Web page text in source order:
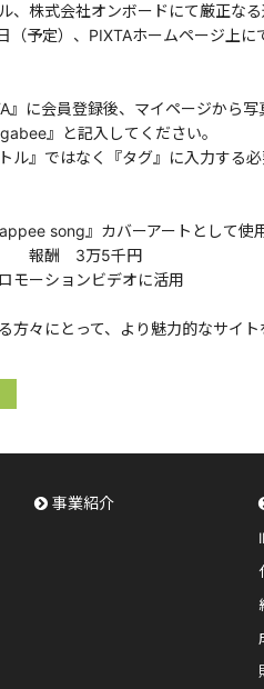
、株式会社オンボードにて厳正なる
予定）、PIXTAホームページ上に
』に会員登録後、マイページから写
』と記入してください。
ル』ではなく『タグ』に入力する必
song』カバーアートとして使用
5千円
モーションビデオに活用
方々にとって、より魅力的なサイ
事業紹介